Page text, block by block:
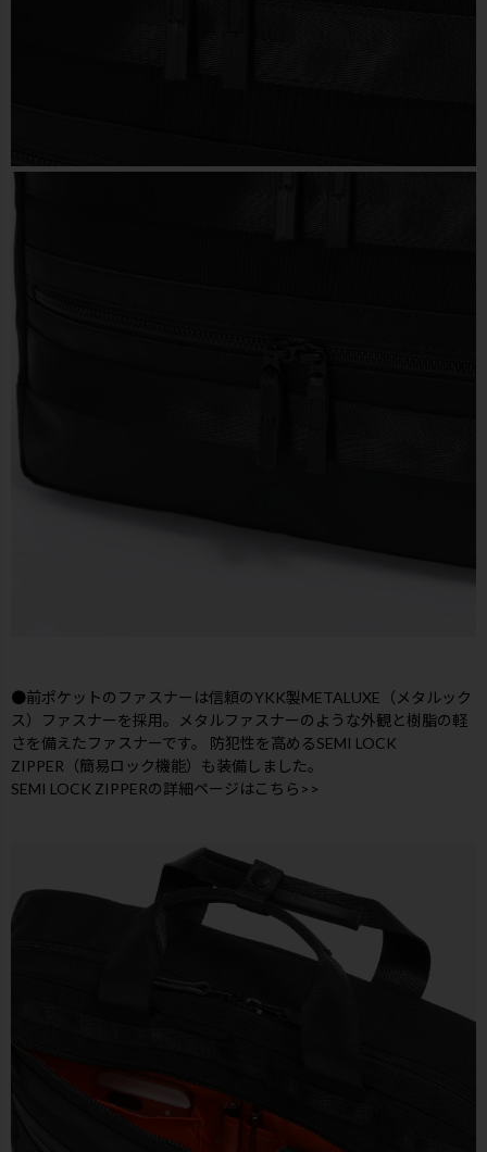
●前ポケットのファスナーは信頼のYKK製METALUXE（メタルック
ス）ファスナーを採用。メタルファスナーのような外観と樹脂の軽
さを備えたファスナーです。 防犯性を高めるSEMI LOCK
ZIPPER（簡易ロック機能）も装備しました。
SEMI LOCK ZIPPERの詳細ページはこちら>>